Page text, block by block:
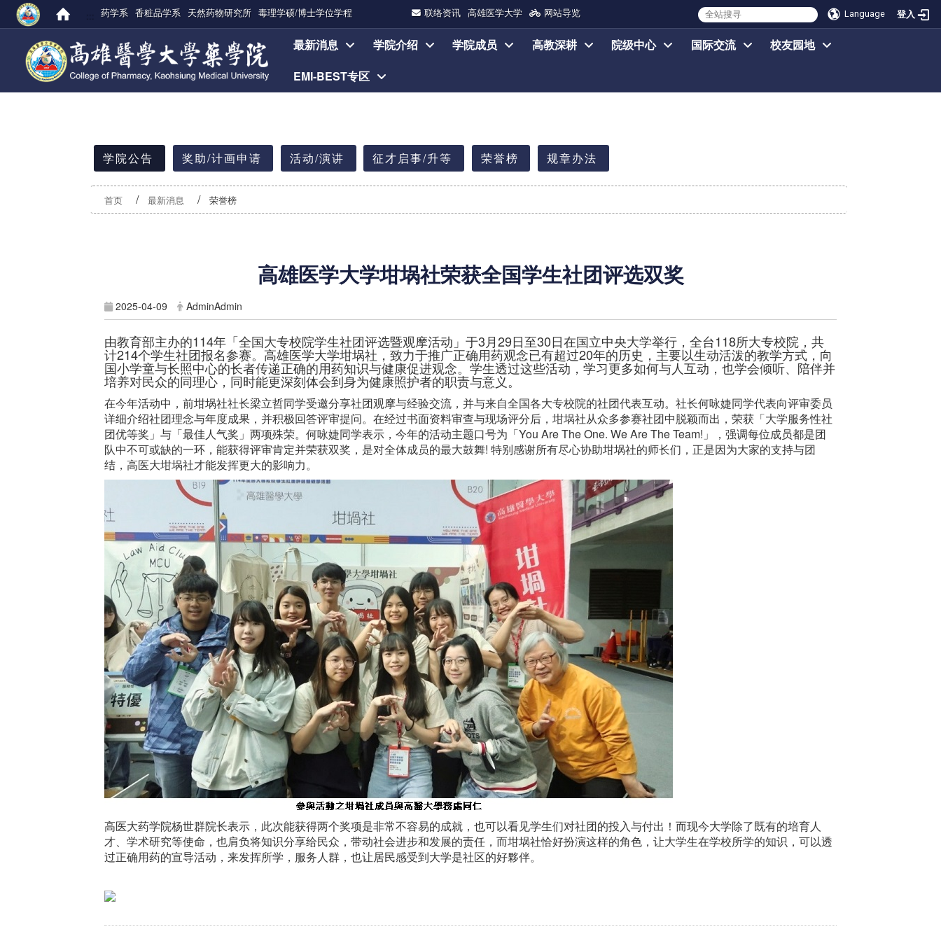
Language 登入
药学系 香粧品学系 天然药物研究所 毒理学硕/博士学位学程 联络资讯 高雄医学大学 网站导览
最新消息 学院介绍 学院成员 高教深耕 院级中心 国际交流
校友园地
EMI-BEST专区
学院公告
奖助/计画申请 活动/演讲 征才启事/升等 荣誉榜 规章办法
首页 最新消息 荣誉榜
高雄医学大学坩埚社荣获全国学生社团评选双奖
2025-04-09 AdminAdmin
由教育部主办的114年「全国大专校院学生社团评选暨观摩活动」于3月29日至30日在国立中央大学举行，全台118所大专校院，共
计214个学生社团报名参赛。高雄医学大学坩埚社，致力于推广正确用药观念已有超过20年的历史，主要以生动活泼的教学方式，向
国小学童与长照中心的长者传递正确的用药知识与健康促进观念。学生透过这些活动，学习更多如何与人互动，也学会倾听、陪伴并
培养对民众的同理心，同时能更深刻体会到身为健康照护者的职责与意义。
在今年活动中，前坩埚社社长梁立哲同学受邀分享社团观摩与经验交流，并与来自全国各大专校院的社团代表互动。社长何咏婕同学代表向评审委员
详细介绍社团理念与年度成果，并积极回答评审提问。在经过书面资料审查与现场评分后，坩埚社从众多参赛社团中脱颖而出，荣获「大学服务性社
团优等奖」与「最佳人气奖」两项殊荣。何咏婕同学表示，今年的活动主题口号为「You Are The One. We Are The Team!」，强调每位成员都是团
队中不可或缺的一环，能获得评审肯定并荣获双奖，是对全体成员的最大鼓舞! 特别感谢所有尽心协助坩埚社的师长们，正是因为大家的支持与团
结，高医大坩埚社才能发挥更大的影响力。
高医大药学院杨世群院长表示，此次能获得两个奖项是非常不容易的成就，也可以看见学生们对社团的投入与付出！而现今大学除了既有的培育人
才、学术研究等使命，也肩负将知识分享给民众，带动社会进步和发展的责任，而坩埚社恰好扮演这样的角色，让大学生在学校所学的知识，可以透
过正确用药的宣导活动，来发挥所学，服务人群，也让居民感受到大学是社区的好夥伴。